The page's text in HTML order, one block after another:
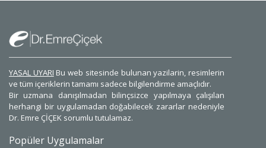
YASAL UYARI Bu web sitesinde bulunan yazilarin, resimlerin
ve tüm içeriklerin tamamı sadece bilgilendirme amaçlıdır.
Bir uzmana danışılmadan bilinçsizce yapılmaya çalışılan
herhangi bir uygulamadan doğabilecek zararlar nedeniyle
Dr. Emre ÇİÇEK sorumlu tutulamaz.
Popüler Uygulamalar